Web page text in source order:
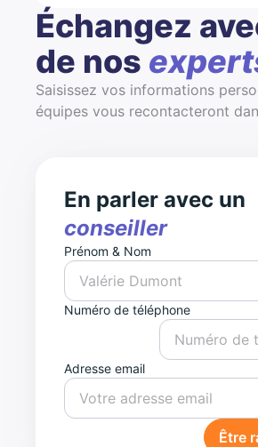
Échangez
de nos
Saisissez vos informations
équipes vous recontacteront
En parler avec un
conseiller
Prénom & Nom
Numéro de téléphone
Adresse email
Être